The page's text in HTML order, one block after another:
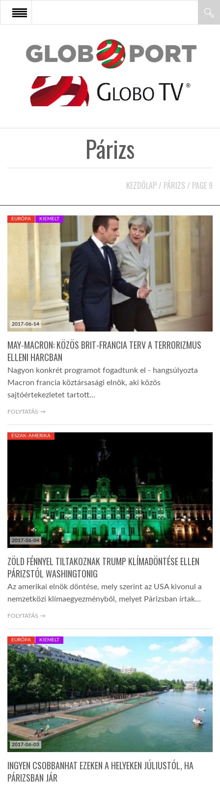
FŐOLDAL
AFRIKA
KÖZEL-KELET
A VILÁG ITTHON
GLOBOTV BP
GLOBOTV
AFRIKA TUDÁSTÁR
A NAP SZÉPE
LINKTR.EE
GLOBOZSARU
DOBRAVERO.HU
LATIMO.HU
GLOBOBOOK
Párizs
KEZDŐLAP / PÁRIZS / PAGE 9
2017-06-14
EURÓPA KIEMELT
MAY-MACRON: KÖZÖS BRIT-FRANCIA TERV A TERRORIZMUS
ELLENI HARCBAN
Nagyon konkrét programot fogadtunk el - hangsúlyozta
Macron francia köztársasági elnök, aki közös
sajtóértekezletet tartott…
FOLYTATÁS →
2017-06-04
ÉSZAK-AMERIKA
ZÖLD FÉNNYEL TILTAKOZNAK TRUMP KLÍMADÖNTÉSE ELLEN
PÁRIZSTÓL WASHINGTONIG
Az amerikai elnök döntése, mely szerint az USA kivonul a
nemzetközi klímaegyezményből, melyet Párizsban írtak…
FOLYTATÁS →
2017-06-03
EURÓPA KIEMELT
INGYEN CSOBBANHAT EZEKEN A HELYEKEN JÚLIUSTÓL, HA
PÁRIZSBAN JÁR